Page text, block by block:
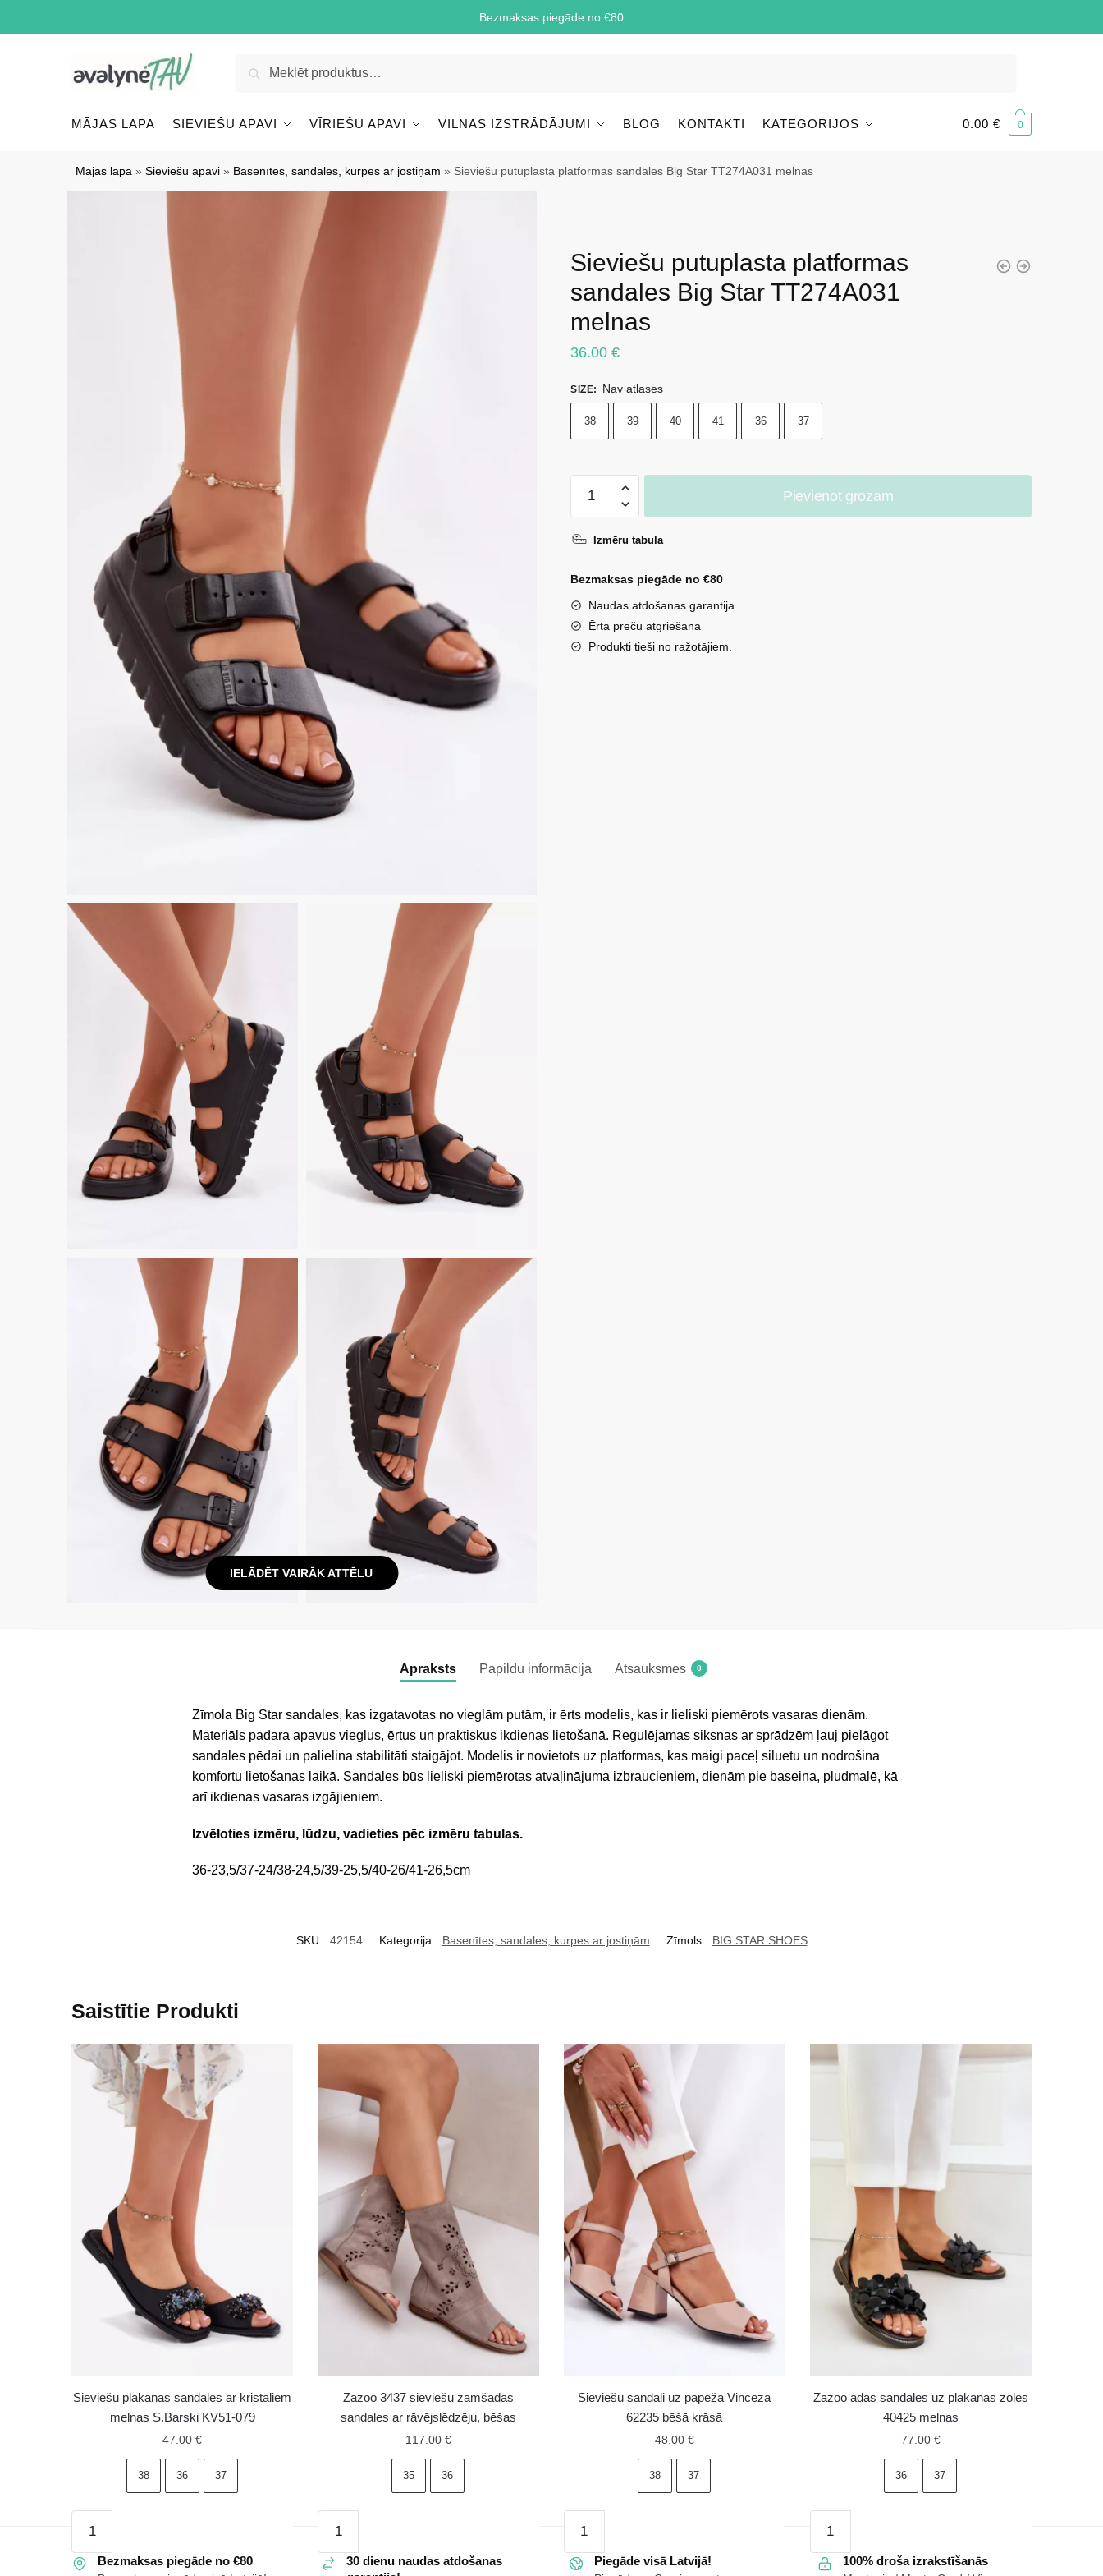
Bezmaksas piegāde no €80
Meklēt
MĀJAS LAPA SIEVIEŠU APAVI VĪRIEŠU APAVI VILNAS IZSTRĀDĀJUMI BLOG KONTAKTI KATEGORIJOS 0.00 € 0
Mājas lapa »Sieviešu apavi » Basenītes, sandales, kurpes ar jostiņām » Sieviešu putuplasta platformas sandales Big Star TT274A031 melnas
IELĀDĒT VAIRĀK ATTĒLU
Sieviešu putuplasta platformas
sandales Big Star TT274A031
melnas
36.00€
SIZE: Nav atlases
38 39 40 41 36 37
putuplasta
sandales
Star
TT274A031
melnas
daudzums
Pievienot grozam
Izmēru tabula
Bezmaksas piegāde no €80
Naudas atdošanas garantija.
Ērta preču atgriešana
Produkti tieši no ražotājiem.
Apraksts Papildu informācija Atsauksmes 0
Zīmola Big Star sandales, kas izgatavotas no vieglām putām, ir ērts modelis, kas ir lieliski piemērots vasaras dienām.
Materiāls padara apavus vieglus, ērtus un praktiskus ikdienas lietošanā. Regulējamas siksnas ar sprādzēm ļauj pielāgot
sandales pēdai un palielina stabilitāti staigājot. Modelis ir novietots uz platformas, kas maigi paceļ siluetu un nodrošina
komfortu lietošanas laikā. Sandales būs lieliski piemērotas atvaļinājuma izbraucieniem, dienām pie baseina, pludmalē, kā
arī ikdienas vasaras izgājieniem.
Izvēloties izmēru, lūdzu, vadieties pēc izmēru tabulas.
36-23,5/37-24/38-24,5/39-25,5/40-26/41-26,5cm
SKU: 42154 Kategorija: Basenītes, sandales, kurpes ar jostiņām Zīmols: BIG STAR SHOES
Saistītie Produkti
Sieviešu plakanas sandales ar kristāliem
melnas S.Barski KV51-079
47.00 €
38 36 37
plakanas
sandales
Zazoo 3437 sieviešu zamšādas
sandales ar rāvējslēdzēju, bēšas
117.00 €
35 36
3437
sieviešu
Sieviešu sandaļi uz papēža Vinceza
62235 bēšā krāsā
48.00 €
38 37
sandaļi
uz
Zazoo ādas sandales uz plakanas zoles
40425 melnas
77.00 €
36 37
ādas
sandales
Bezmaksas piegāde no €80
30 dienu naudas atdošanas
Piegāde visā Latvijā! 100% droša izrakstīšanās